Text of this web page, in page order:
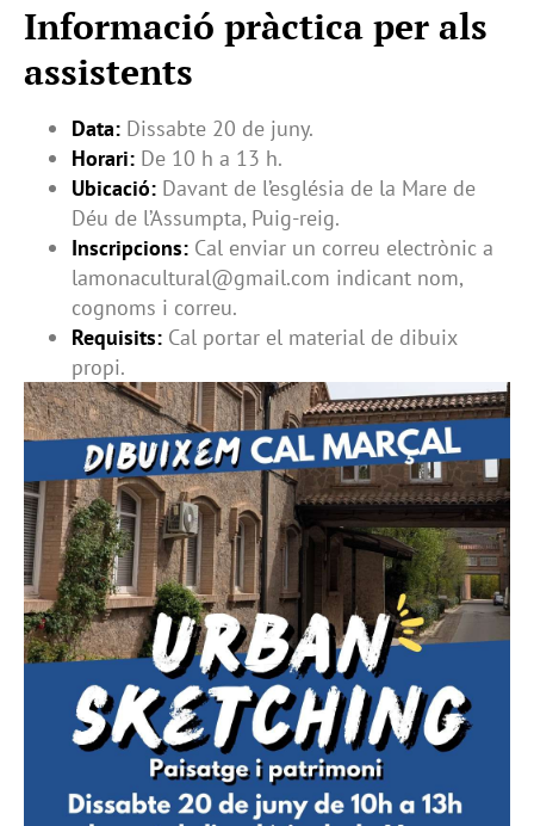
Informació pràctica per als
assistents
Data: Dissabte 20 de juny.
Horari: De 10 h a 13 h.
Ubicació: Davant de l’església de la Mare de
Déu de l’Assumpta, Puig-reig.
Inscripcions: Cal enviar un correu electrònic a
lamonacultural@gmail.com indicant nom,
cognoms i correu.
Requisits: Cal portar el material de dibuix
propi.